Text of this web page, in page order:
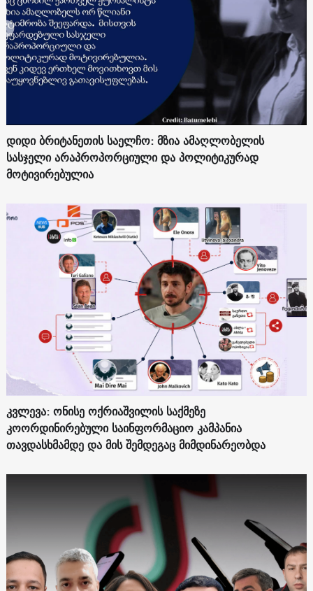
დიდი ბრიტანეთის საელჩო: მზია ამაღლობელის
სასჯელი არაპროპორციული და პოლიტიკურად
მოტივირებულია
კვლევა: ონისე ოქრიაშვილის საქმეზე
კოორდინირებული საინფორმაციო კამპანია
თავდასხმამდე და მის შემდეგაც მიმდინარეობდა